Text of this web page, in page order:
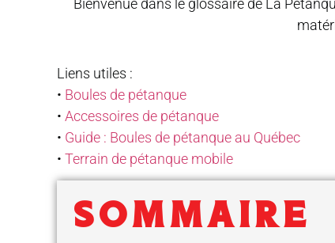
Liens utiles :
• Boules de pétanque
• Accessoires de pétanque
• Guide : Boules de pétanque au Québec
• Terrain de pétanque mobile
SOMMAIRE